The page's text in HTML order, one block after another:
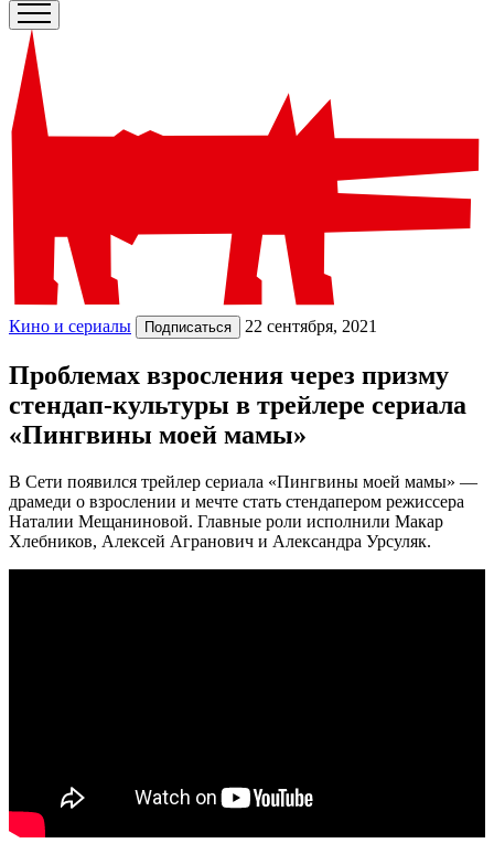
Кино и сериалы Подписаться 22 сентября, 2021
Проблемах взросления через призму
стендап-культуры в трейлере сериала
«Пингвины моей мамы»
В Сети появился трейлер сериала «Пингвины моей мамы» —
драмеди о взрослении и мечте стать стендапером режиссера
Наталии Мещаниновой. Главные роли исполнили Макар
Хлебников, Алексей Агранович и Александра Урсуляк.